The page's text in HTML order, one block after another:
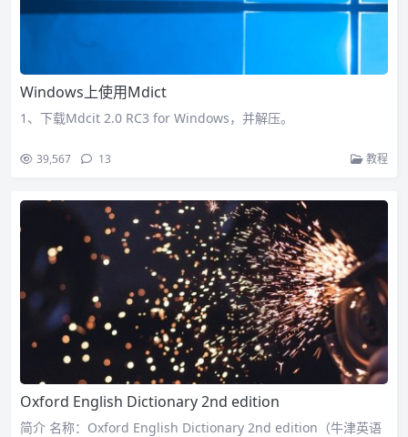
Windows上使用Mdict
1、下载Mdcit 2.0 RC3 for Windows，并解压。
39,567 13 教程
Oxford English Dictionary 2nd edition
简介 名称：Oxford English Dictionary 2nd edition（牛津英语